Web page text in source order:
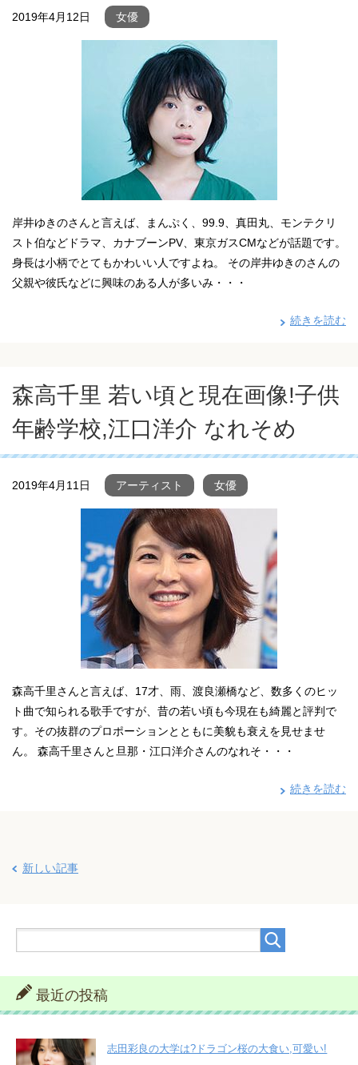
2019年4月12日 女優
岸井ゆきのさんと言えば、まんぷく、99.9、真田丸、モンテクリ
スト伯などドラマ、カナブーンPV、東京ガスCMなどが話題です。
身長は小柄でとてもかわいい人ですよね。 その岸井ゆきのさんの
父親や彼氏などに興味のある人が多いみ・・・
続きを読む
森高千里 若い頃と現在画像!子供
年齢学校,江口洋介 なれそめ
2019年4月11日 アーティスト 女優
森高千里さんと言えば、17才、雨、渡良瀬橋など、数多くのヒッ
ト曲で知られる歌手ですが、昔の若い頃も今現在も綺麗と評判で
す。その抜群のプロポーションとともに美貌も衰えを見せませ
ん。 森高千里さんと旦那・江口洋介さんのなれそ・・・
続きを読む
新しい記事
最近の投稿
志田彩良の大学は?ドラゴン桜の大食い,可愛い!